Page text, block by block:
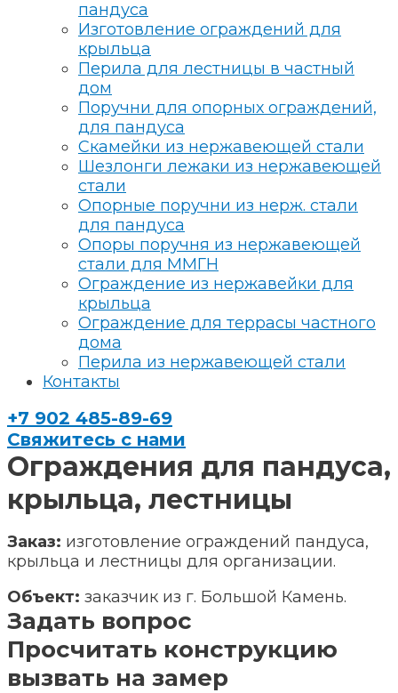
пандуса
Изготовление ограждений для
крыльца
Перила для лестницы в частный
дом
Поручни для опорных ограждений,
для пандуса
Скамейки из нержавеющей стали
Шезлонги лежаки из нержавеющей
стали
Опорные поручни из нерж. стали
для пандуса
Опоры поручня из нержавеющей
стали для ММГН
Ограждение из нержавейки для
крыльца
Ограждение для террасы частного
дома
Перила из нержавеющей стали
Контакты
+7 902 485-89-69
Свяжитесь с нами
Ограждения для пандуса,
крыльца, лестницы
Заказ: изготовление ограждений пандуса,
крыльца и лестницы для организации.
Объект: заказчик из г. Большой Камень.
Задать вопрос
Просчитать конструкцию
вызвать на замер